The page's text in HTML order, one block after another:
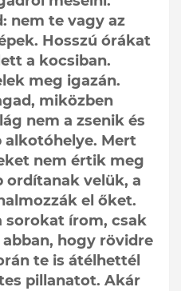
nem te vagy az
Hosszú órákat
a kocsiban.
meg igazán.
miközben
nem a zsenik és
alkotóhelye. Mert
nem értik meg
ordítanak velük, a
el őket.
sorokat írom, csak
hogy rövidre
te is átélhettél
pillanatot. Akár